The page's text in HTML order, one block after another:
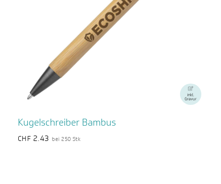
Kugelschreiber Bambus
CHF 2.43 bei 250 Stk